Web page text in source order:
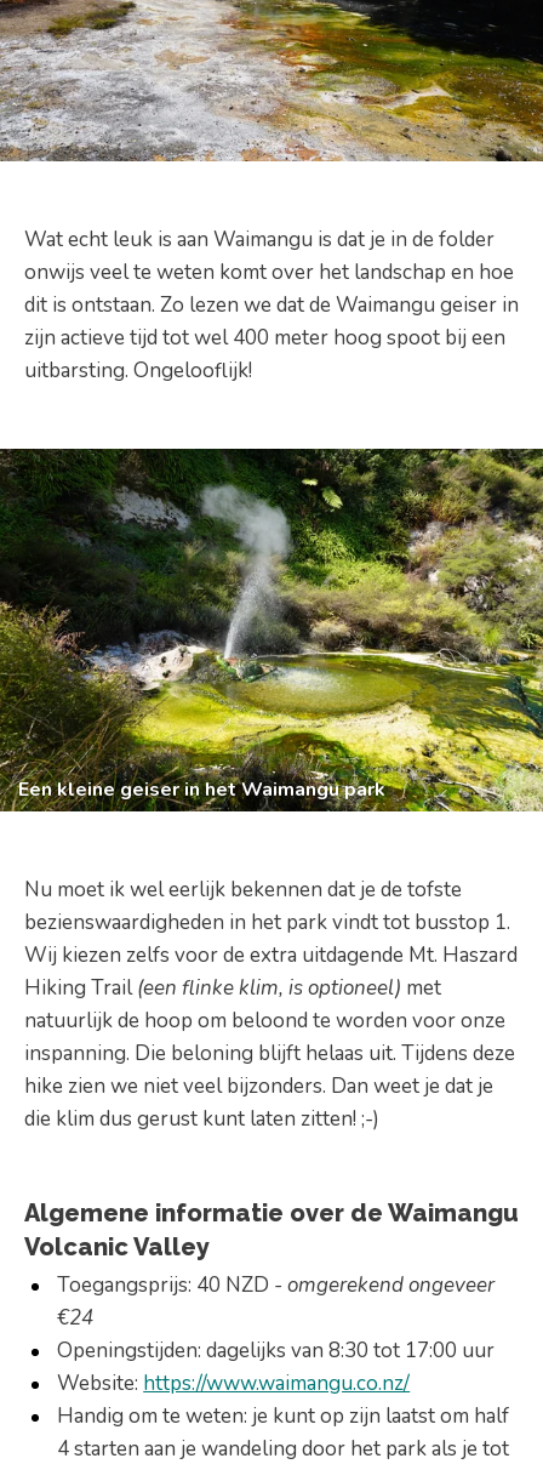
Wat echt leuk is aan Waimangu is dat je in de folder
onwijs veel te weten komt over het landschap en hoe
dit is ontstaan. Zo lezen we dat de Waimangu geiser in
zijn actieve tijd tot wel 400 meter hoog spoot bij een
uitbarsting. Ongelooflijk!
Een kleine geiser in het Waimangu park
Nu moet ik wel eerlijk bekennen dat je de tofste
bezienswaardigheden in het park vindt tot busstop 1.
Wij kiezen zelfs voor de extra uitdagende Mt. Haszard
Hiking Trail(een flinke klim, is optioneel) met
natuurlijk de hoop om beloond te worden voor onze
inspanning. Die beloning blijft helaas uit. Tijdens deze
hike zien we niet veel bijzonders. Dan weet je dat je
die klim dus gerust kunt laten zitten! ;-)
Algemene informatie over de Waimangu
Volcanic Valley
Toegangsprijs: 40 NZD - omgerekend ongeveer
€24
Openingstijden: dagelijks van 8:30 tot 17:00 uur
Website: https://www.waimangu.co.nz/
Handig om te weten: je kunt op zijn laatst om half
4 starten aan je wandeling door het park als je tot